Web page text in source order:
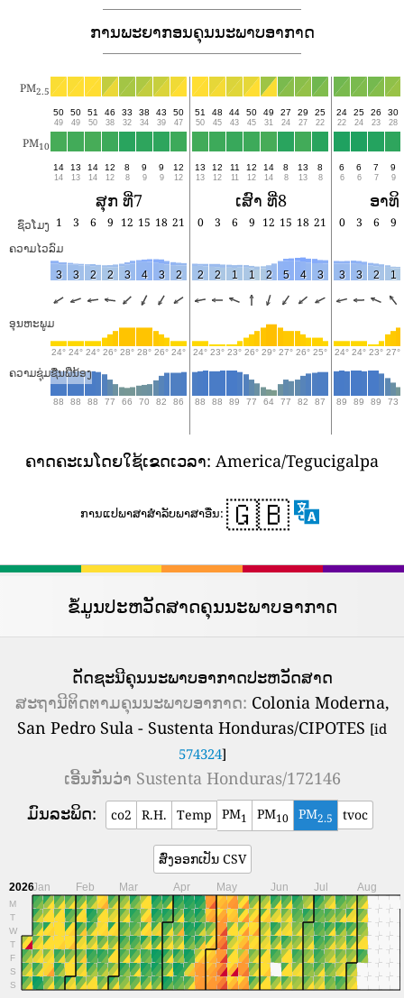
ການພະຍາກອນຄຸນນະພາບອາກາດ
PM2.5
50
49
50
49
51
50
46
38
33
32
38
34
43
39
50
47
51
50
48
45
44
43
50
45
49
31
27
24
29
27
25
22
24
22
25
24
26
23
30
28
PM10
14
14
13
13
14
14
12
12
8
8
9
9
9
9
12
12
13
13
12
12
11
11
12
12
14
14
8
8
13
13
8
8
6
6
6
6
7
7
9
9
ສຸກ ທີ່7 ເສົາ ທີ່8 ອາ
ຊົ່ວໂມງ 1 3 6 9 12 15 18 21 0 3 6 9 12 15 18 21 0 3 6
9
ຄວາມໄວລົມ
3 3 2 2 3 4 3 2 2 2 1 1 2 5 4 3 3 3 2 1
ອຸນ​ຫະ​ພູມ
24° 24° 24° 26° 28° 28° 26° 24° 24° 23° 23° 26° 29° 27° 26° 25° 24° 24° 23° 27°
ຄວາມຊຸ່ມຊື່ນພີ່ນ້ອງ
88 88 88 77 66 70 82 86 88 88 89 77 64 77 82 87 89 89 89 73
ຄາດ​ຄະ​ເນ​ໂດຍ​ໃຊ້​ເຂດ​ເວ​ລາ​: America/Tegucigalpa
ການ​ແປ​ພາ​ສາ​ສໍາ​ລັບ​ພາ​ສາ​ອື່ນ​: 🇬🇧
ຂໍ້ມູນປະຫວັດສາດຄຸນນະພາບອາກາດ
ດັດຊະນີຄຸນນະພາບອາກາດປະຫວັດສາດ
ສະ​ຖາ​ນີ​ຕິດ​ຕາມ​ຄຸນ​ນະ​ພາບ​ອາ​ກາດ​: Colonia Moderna,
San Pedro Sula - Sustenta Honduras/CIPOTES [id
574324]
ເອີ້ນກັນວ່າ Sustenta Honduras/172146
ມົນລະພິດ:
co2 R.H. Temp PM1 PM10 PM2.5 tvoc
ສົ່ງອອກເປັນ CSV
2026
M
T
W
T
F
S
S
Jan Feb Mar Apr May Jun Jul Aug